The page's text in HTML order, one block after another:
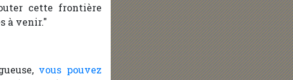
cette frontière
à venir."
vous pouvez